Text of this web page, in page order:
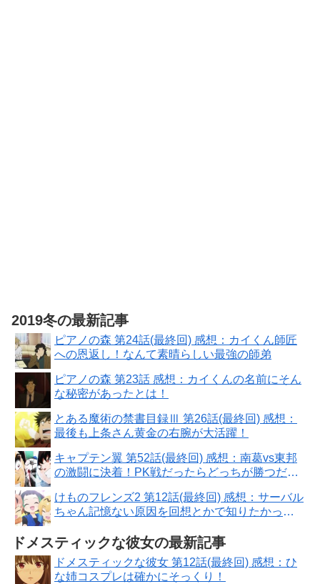
2019冬の最新記事
ピアノの森 第24話(最終回) 感想：カイくん師匠
への恩返し！なんて素晴らしい最強の師弟
ピアノの森 第23話 感想：カイくんの名前にそん
な秘密があったとは！
とある魔術の禁書目録Ⅲ 第26話(最終回) 感想：
最後も上条さん黄金の右腕が大活躍！
キャプテン翼 第52話(最終回) 感想：南葛vs東邦
の激闘に決着！PK戦だったらどっちが勝つだろ
けものフレンズ2 第12話(最終回) 感想：サーバル
ちゃん記憶ない原因を回想とかで知りたかっ
ドメスティックな彼女の最新記事
ドメスティックな彼女 第12話(最終回) 感想：ひ
な姉コスプレは確かにそっくり！